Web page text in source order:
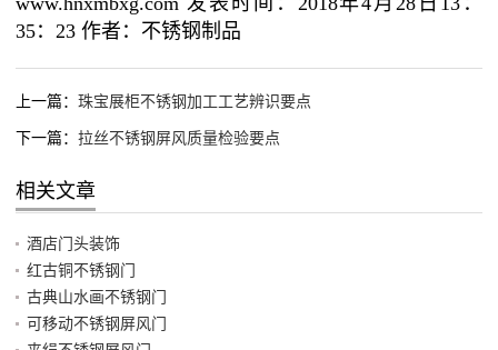
35：23 作者：不锈钢制品
上一篇： 珠宝展柜不锈钢加工工艺辨识要点
下一篇： 拉丝不锈钢屏风质量检验要点
相关文章
酒店门头装饰
红古铜不锈钢门
古典山水画不锈钢门
可移动不锈钢屏风门